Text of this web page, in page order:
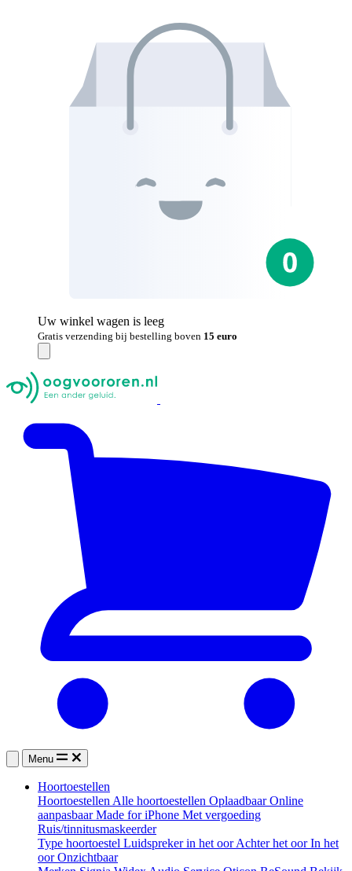
Uw winkel wagen is leeg
Gratis verzending bij bestelling boven 15 euro
Menu
Hoortoestellen
Hoortoestellen Alle hoortoestellen OplaadbaarOnline
aanpasbaarMade for iPhone Met vergoeding
Ruis/tinnitusmaskeerder
Type hoortoestel Luidspreker in het oorAchter het oorIn het
oorOnzichtbaar